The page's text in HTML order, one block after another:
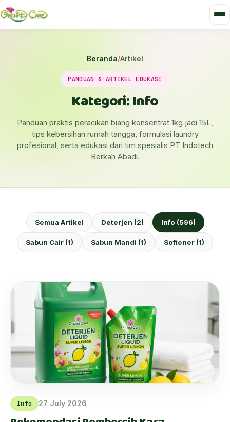
Beranda/Artikel
PANDUAN & ARTIKEL EDUKASI
Kategori: Info
Panduan praktis peracikan biang konsentrat 1kg jadi 15L,
tips kebersihan rumah tangga, formulasi laundry
profesional, serta edukasi dari tim spesialis PT Indotech
Berkah Abadi.
Semua Artikel Deterjen (2) Info (596)
Sabun Cair (1) Sabun Mandi (1) Softener (1)
Info 27 July 2026